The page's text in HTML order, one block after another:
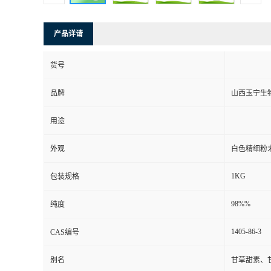
产品详请
货号
品牌 山西玉宁生
用途
外观 白色精细粉
包装规格 1KG
纯度 98%%
CAS编号 1405-86-3
别名 甘草甜素、